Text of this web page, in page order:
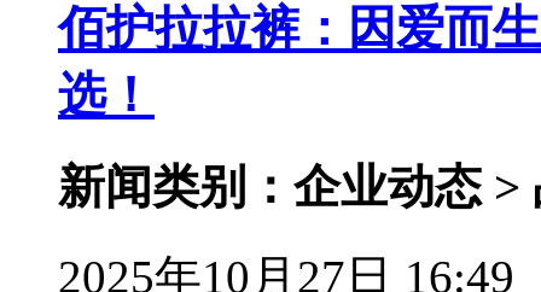
佰护拉拉裤：因爱而
选！
新闻类别：企业动态 >
2025年10月27日 16:49